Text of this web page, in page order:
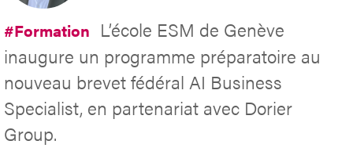
#Formation L’école ESM de Genève
inaugure un programme préparatoire au
nouveau brevet fédéral AI Business
Specialist, en partenariat avec Dorier
Group.